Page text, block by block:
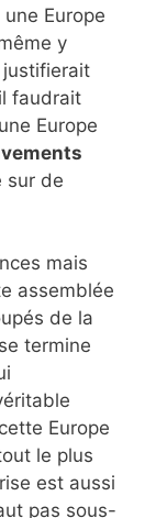
Europe
y
justifierait
faudrait
Europe
sur de
mais
assemblée
de la
termine
Europe
le plus
est aussi
pas sous-